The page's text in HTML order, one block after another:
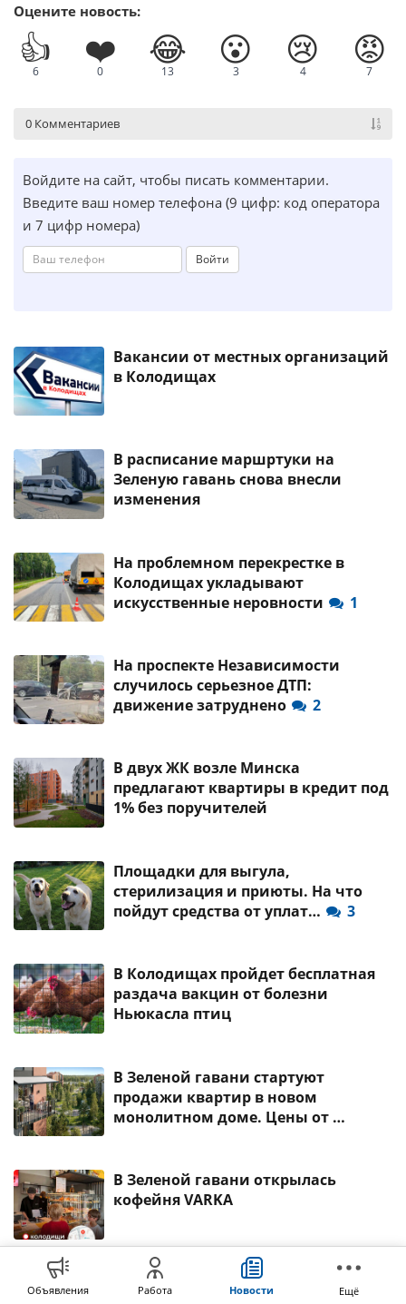
Оцените новость:
👍
6
❤️
0
😂
13
😮
3
😢
4
😡
7
0 Комментариев
Войдите на сайт, чтобы писать комментарии.
Введите ваш номер телефона (9 цифр: код оператора
и 7 цифр номера)
Войти
Вакансии от местных организаций
в Колодищах
В расписание маршртуки на
Зеленую гавань снова внесли
изменения
На проблемном перекрестке в
Колодищах укладывают
искусственные неровности
1
На проспекте Независимости
случилось серьезное ДТП:
движение затруднено
2
В двух ЖК возле Минска
предлагают квартиры в кредит под
1% без поручителей
Площадки для выгула,
стерилизация и приюты. На что
пойдут средства от уплат…
3
В Колодищах пройдет бесплатная
раздача вакцин от болезни
Ньюкасла птиц
В Зеленой гавани стартуют
продажи квартир в новом
монолитном доме. Цены от …
В Зеленой гавани открылась
кофейня VARKA
Колодищанский сельисполком
Объявления Работа Новости Ещё